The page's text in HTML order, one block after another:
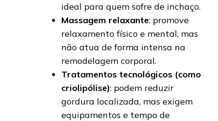
ideal para quem sofre de inchaço.
Massagem relaxante: promove
relaxamento físico e mental, mas
não atua de forma intensa na
remodelagem corporal.
Tratamentos tecnológicos (como
criolipólise): podem reduzir
gordura localizada, mas exigem
equipamentos e tempo de